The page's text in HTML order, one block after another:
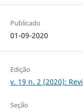
Publicado
01-09-2020
Edição
v. 19 n. 2 (2020):
Seção